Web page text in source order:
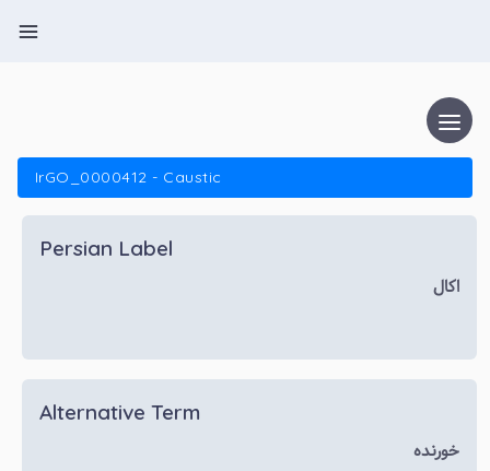
IrGO_0000412 - Caustic
Persian Label
اکال
Alternative Term
خورنده